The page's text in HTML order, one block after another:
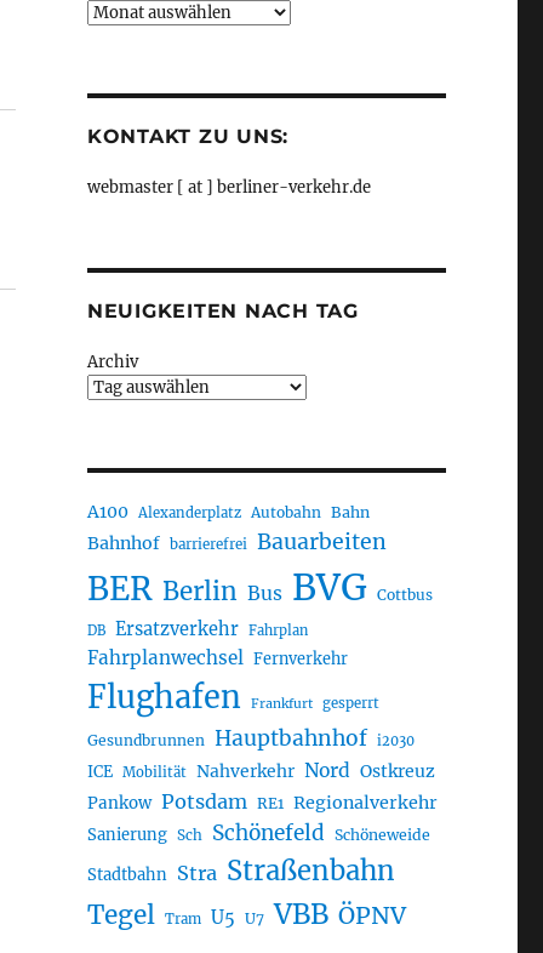
nur auf dem Papier?, aus Senat“
Neuigkeiten
KONTAKT ZU UNS:
webmaster [ at ] berliner-verkehr.de
NEUIGKEITEN NACH TAG
Archiv
A100 Alexanderplatz Autobahn Bahn
Bahnhof barrierefrei Bauarbeiten
BER Berlin Bus BVG Cottbus
DB Ersatzverkehr Fahrplan
Fahrplanwechsel Fernverkehr
Flughafen Frankfurt gesperrt
Gesundbrunnen Hauptbahnhof i2030
ICE Mobilität Nahverkehr Nord Ostkreuz
Pankow Potsdam RE1 Regionalverkehr
Sanierung Sch Schönefeld Schöneweide
Stadtbahn Stra Straßenbahn
Tegel Tram U5 U7 VBB ÖPNV